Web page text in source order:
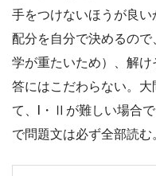
手をつけないほうが良
配分を自分で決めるの
学が重たいため）、解
答にはこだわらない。
て、I・Ⅱが難しい場合
で問題文は必ず全部読む